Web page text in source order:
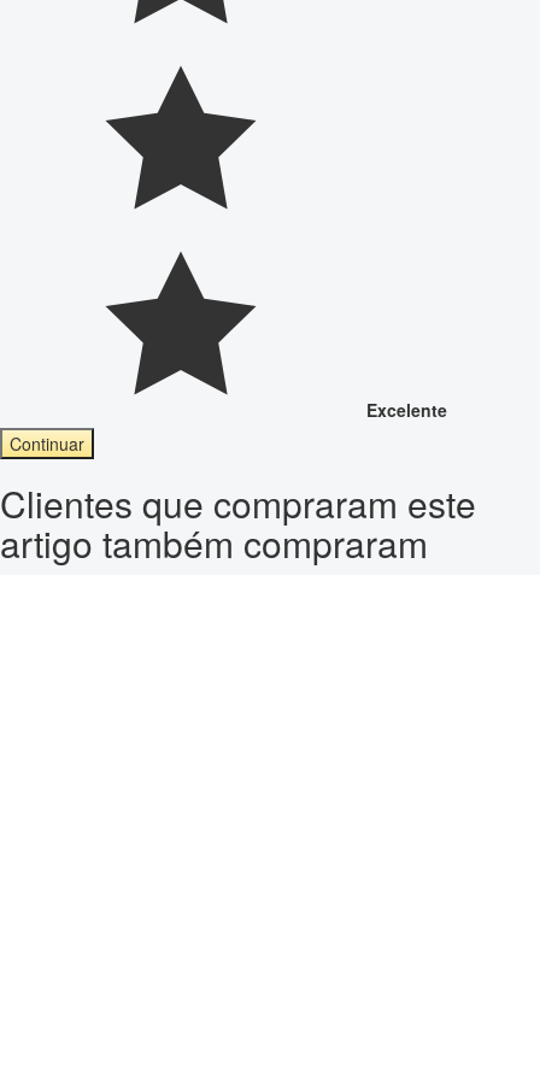
Excelente
Continuar
Clientes que compraram este
artigo também compraram